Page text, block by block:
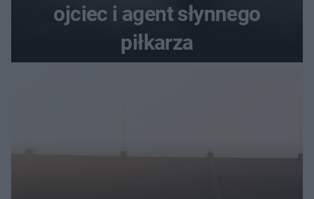
ojciec i agent słynnego
piłkarza